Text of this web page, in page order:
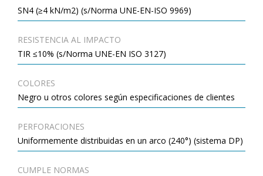
SN4 (≥4 kN/m2) (s/Norma UNE-EN-ISO 9969)
RESISTENCIA AL IMPACTO
TIR ≤10% (s/Norma UNE-EN ISO 3127)
COLORES
Negro u otros colores según especificaciones de clientes
PERFORACIONES
Uniformemente distribuidas en un arco (240°) (sistema DP)
CUMPLE NORMAS